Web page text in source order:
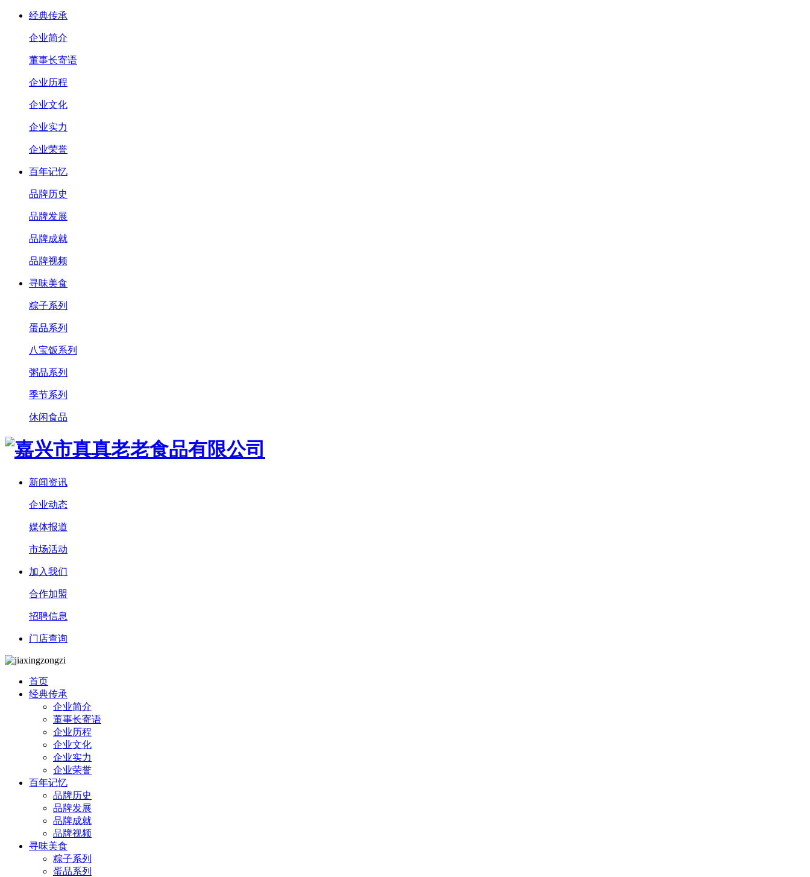
经典传承
企业简介
董事长寄语
企业历程
企业文化
企业实力
企业荣誉
百年记忆
品牌历史
品牌发展
品牌成就
品牌视频
寻味美食
粽子系列
蛋品系列
八宝饭系列
粥品系列
季节系列
休闲食品
新闻资讯
企业动态
媒体报道
市场活动
加入我们
合作加盟
招聘信息
门店查询
首页
经典传承
企业简介
董事长寄语
企业历程
企业文化
企业实力
企业荣誉
百年记忆
品牌历史
品牌发展
品牌成就
品牌视频
寻味美食
粽子系列
蛋品系列